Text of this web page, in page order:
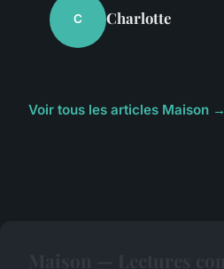
C Charlotte
Voir tous les articles Maison →